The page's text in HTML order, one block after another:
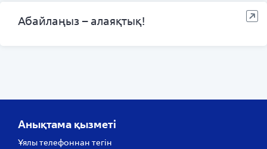
Абайлаңыз – алаяқтық!
Анықтама қызметі
Ұялы телефоннан тегін